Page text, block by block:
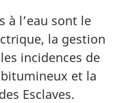
à l’eau sont le
la gestion
incidences de
et la
Esclaves.